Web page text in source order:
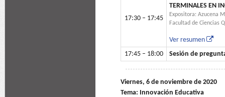
17:30 – 17:45
TERMINALES EN
Expositora: Azucena
Facultad de Ciencias
Ver resumen
17:45 – 18:00
Sesión de
Viernes, 6 de noviembre de 2020
Tema: Innovación Educativa